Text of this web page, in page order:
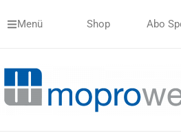
InhaltMenü Shop Abo